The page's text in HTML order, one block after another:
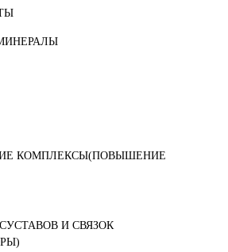
КОМПЛЕКСЫ(ПОВЫШЕНИЕ
И СВЯЗОК